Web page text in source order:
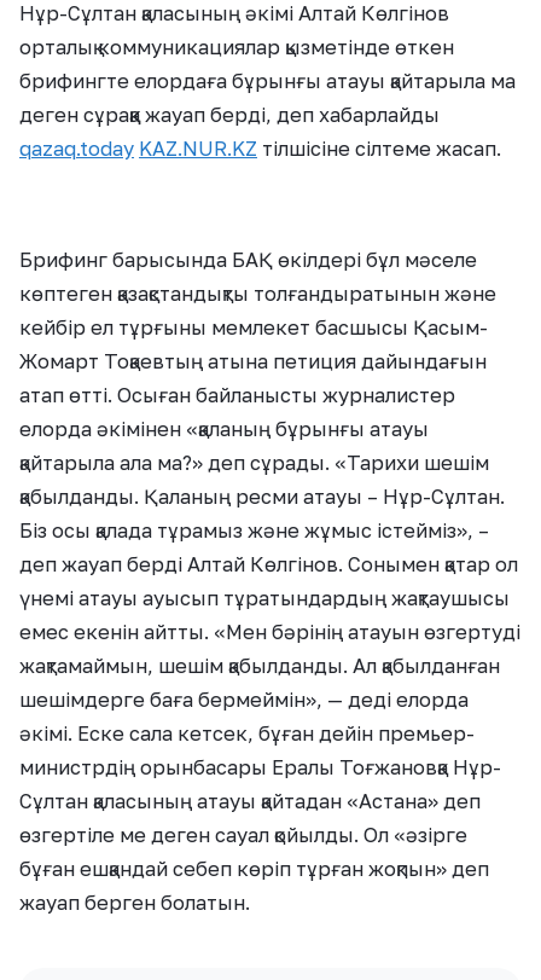
Нұр-Сұлтан қаласының әкімі Алтай Көлгінов
орталық коммуникациялар қызметінде өткен
брифингте елордаға бұрынғы атауы қайтарыла ма
деген сұраққа жауап берді, деп хабарлайды
qazaq.today KAZ.NUR.KZ тілшісіне сілтеме жасап.
Брифинг барысында БАҚ өкілдері бұл мәселе
көптеген қазақстандықты толғандыратынын және
кейбір ел тұрғыны мемлекет басшысы Қасым-
Жомарт Тоқаевтың атына петиция дайындағын
атап өтті. Осыған байланысты журналистер
елорда әкімінен «қаланың бұрынғы атауы
қайтарыла ала ма?» деп сұрады. «Тарихи шешім
қабылданды. Қаланың ресми атауы – Нұр-Сұлтан.
Біз осы қалада тұрамыз және жұмыс істейміз», –
деп жауап берді Алтай Көлгінов. Сонымен қатар ол
үнемі атауы ауысып тұратындардың жақтаушысы
емес екенін айтты. «Мен бәрінің атауын өзгертуді
жақтамаймын, шешім қабылданды. Ал қабылданған
шешімдерге баға бермеймін», — деді елорда
әкімі. Еске сала кетсек, бұған дейін премьер-
министрдің орынбасары Ералы Тоғжановқа Нұр-
Сұлтан қаласының атауы қайтадан «Астана» деп
өзгертіле ме деген сауал қойылды. Ол «әзірге
бұған ешқандай себеп көріп тұрған жоқпын» деп
жауап берген болатын.